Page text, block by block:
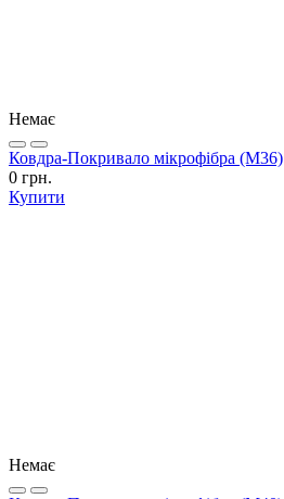
Немає
Ковдра-Покривало мікрофібра (М36)
0 грн.
Купити
Немає